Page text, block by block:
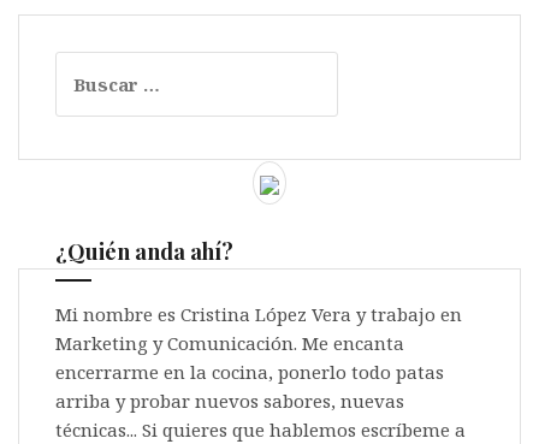
¿Quién anda ahí?
Mi nombre es Cristina López Vera y trabajo en
Marketing y Comunicación. Me encanta
encerrarme en la cocina, ponerlo todo patas
arriba y probar nuevos sabores, nuevas
técnicas... Si quieres que hablemos escríbeme a